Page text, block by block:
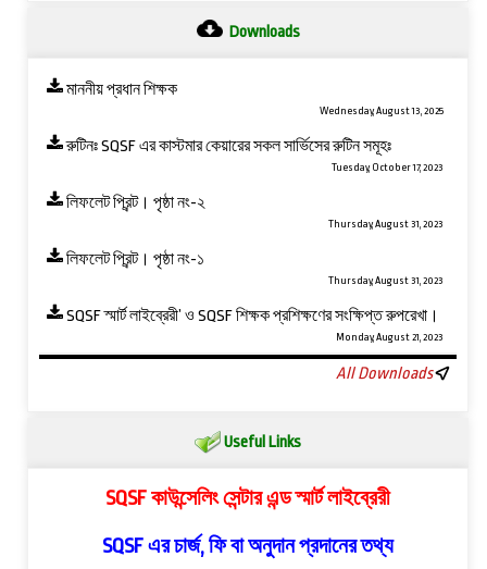
Downloads
মাননীয় প্রধান শিক্ষক
Wednesday, August 13, 2025
রুটিনঃ SQSF এর কাস্টমার কেয়ারের সকল সার্ভিসের রুটিন সমূহঃ
Tuesday, October 17, 2023
লিফলেট প্রিন্ট। পৃষ্ঠা নং-২
Thursday, August 31, 2023
লিফলেট প্রিন্ট। পৃষ্ঠা নং-১
Thursday, August 31, 2023
SQSF স্মার্ট লাইব্রেরী’ ও ‍SQSF শিক্ষক প্রশিক্ষণের সংক্ষিপ্ত রুপরেখা।
Monday, August 21, 2023
All Downloads
Useful Links
SQSF কাউন্সেলিং সেন্টার এন্ড স্মার্ট লাইব্রেরী
SQSF এর চার্জ, ফি বা অনুদান প্রদানের তথ্য